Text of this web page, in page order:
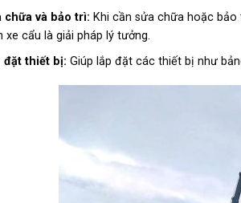
chữa và bảo trì: Khi cần sửa chữa hoặc
xe cẩu là giải pháp lý tưởng.
đặt thiết bị: Giúp lắp đặt các thiết bị như